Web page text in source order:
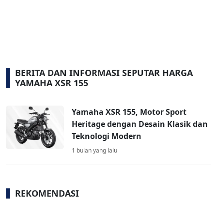
BERITA DAN INFORMASI SEPUTAR HARGA
YAMAHA XSR 155
Yamaha XSR 155, Motor Sport
Heritage dengan Desain Klasik dan
Teknologi Modern
1 bulan yang lalu
REKOMENDASI